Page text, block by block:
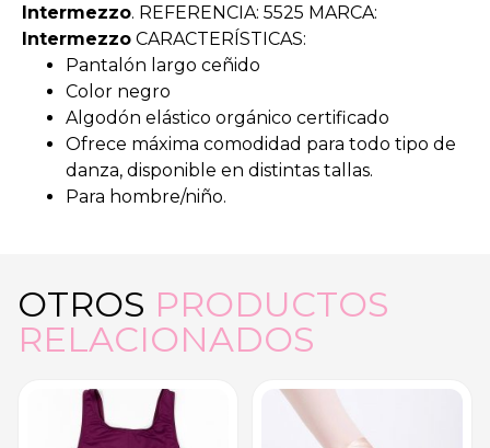
Intermezzo. REFERENCIA: 5525 MARCA:
Intermezzo CARACTERÍSTICAS:
Pantalón largo ceñido
Color negro
Algodón elástico orgánico certificado
Ofrece máxima comodidad para todo tipo de
danza, disponible en distintas tallas.
Para hombre/niño.
OTROS PRODUCTOS
RELACIONADOS